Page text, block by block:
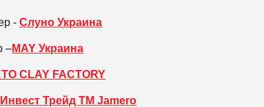
-Слуно Украина
–MAYУкраина
CLAY FACTORY
Трейд ТМ Jamero